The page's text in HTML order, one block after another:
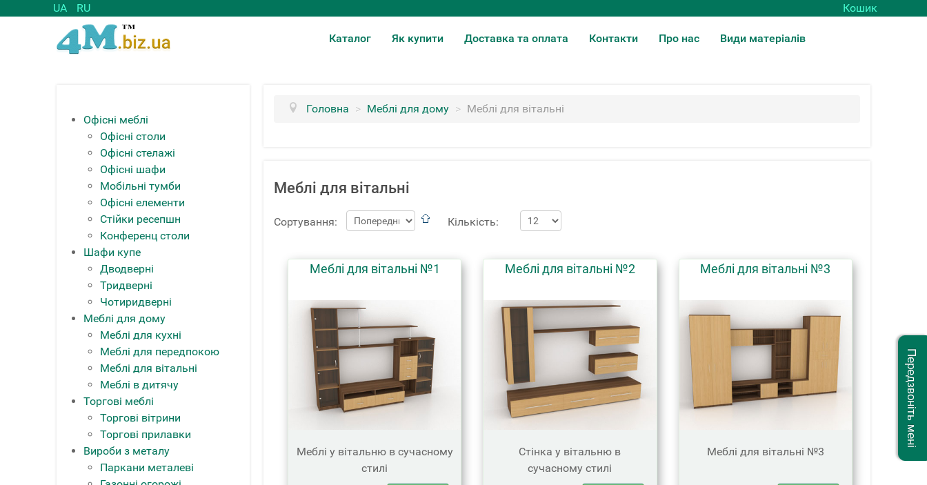
UA RU Кошик
Каталог Як купити Доставка та оплата Контакти Про нас Види матеріалів
Офісні меблі
Офісні столи
Офісні стелажі
Офісні шафи
Мобільні тумби
Офісні елементи
Стійки ресепшн
Конференц столи
Шафи купе
Дводверні
Тридверні
Чотиридверні
Меблі для дому
Меблі для кухні
Меблі для передпокою
Меблі для вітальні
Меблі в дитячу
Торгові меблі
Торгові вітрини
Торгові прилавки
Вироби з металу
Паркани металеві
Головна > Меблі для дому > Меблі для вітальні
Меблі для вітальні
Сортування: Кількість:
Меблі для вітальні №1
Меблі у вітальню в сучасному
стилі
Меблі для вітальні №2
Стінка у вітальню в
сучасному стилі
Меблі для вітальні №3
Меблі для вітальні №3
Передзвоніть мені